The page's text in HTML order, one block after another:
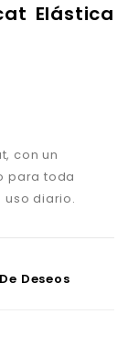
Elástica
, con un
para toda
diario.
Deseos